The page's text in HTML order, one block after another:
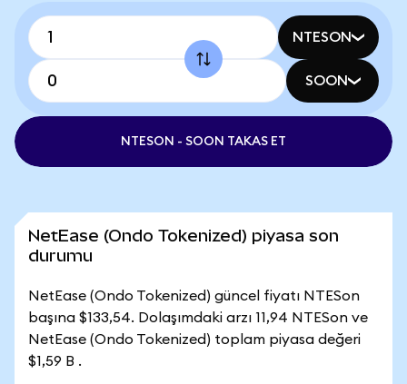
NTESON
SOON
NTESON - SOON TAKAS ET
NetEase (Ondo Tokenized) piyasa son
durumu
NetEase (Ondo Tokenized) güncel fiyatı NTESon
başına $133,54. Dolaşımdaki arzı 11,94 NTESon ve
NetEase (Ondo Tokenized) toplam piyasa değeri
$1,59 B .